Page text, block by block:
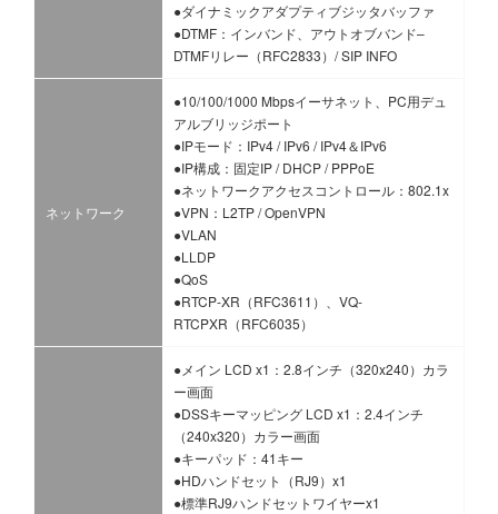
●ダイナミックアダプティブジッタバッファ
●DTMF：インバンド、アウトオブバンド–
DTMFリレー（RFC2833）/ SIP INFO
ネットワーク
●10/100/1000 Mbpsイーサネット、PC用デュ
アルブリッジポート
●IPモード：IPv4 / IPv6 / IPv4＆IPv6
●IP構成：固定IP / DHCP / PPPoE
●ネットワークアクセスコントロール：802.1x
●VPN：L2TP / OpenVPN
●VLAN
●LLDP
●QoS
●RTCP-XR（RFC3611）、VQ-
RTCPXR（RFC6035）
●メイン LCD x1：2.8インチ（320x240）カラ
ー画面
●DSSキーマッピング LCD x1：2.4インチ
（240x320）カラー画面
●キーパッド：41キー
●HDハンドセット（RJ9）x1
●標準RJ9ハンドセットワイヤーx1